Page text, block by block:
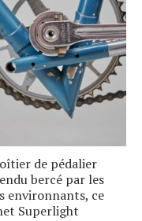
de pédalier
bercé par les
environnants, ce
Superlight